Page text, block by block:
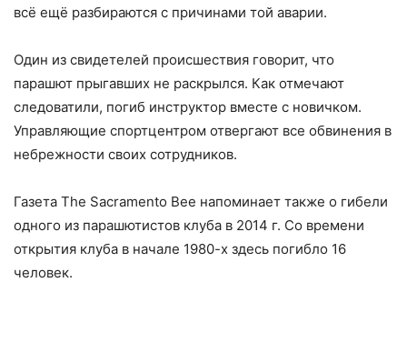
всё ещё разбираются с причинами той аварии.
Один из свидетелей происшествия говорит, что
парашют прыгавших не раскрылся. Как отмечают
следоватили, погиб инструктор вместе с новичком.
Управляющие спортцентром отвергают все обвинения в
небрежности своих сотрудников.
Газета The Sacramento Bee напоминает также о гибели
одного из парашютистов клуба в 2014 г. Со времени
открытия клуба в начале 1980-х здесь погибло 16
человек.